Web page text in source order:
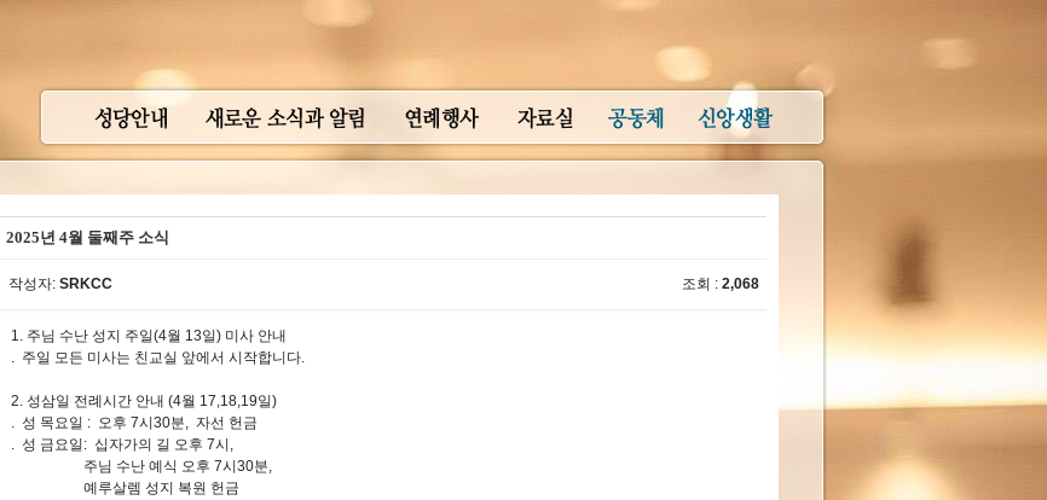
2025년 4월 둘째주 소식
작성자: SRKCC 조회 : 2,068
1. 주님 수난 성지 주일(4월 13일) 미사 안내
. 주일 모든 미사는 친교실 앞에서 시작합니다.
2. 성삼일 전례시간 안내 (4월 17,18,19일)
. 성 목요일 : 오후 7시30분, 자선 헌금
. 성 금요일: 십자가의 길 오후 7시,
주님 수난 예식 오후 7시30분,
예루살렘 성지 복원 헌금